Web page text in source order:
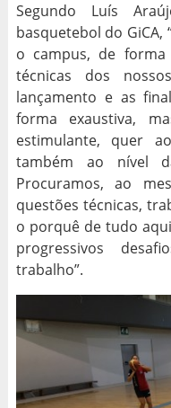
Segundo Luís
basquetebol do
o campus, de forma
técnicas dos
lançamento e as
forma exaustiva,
estimulante, quer
também ao nível
Procuramos, ao
questões técnicas,
o porquê de tudo
progressivos
trabalho”.